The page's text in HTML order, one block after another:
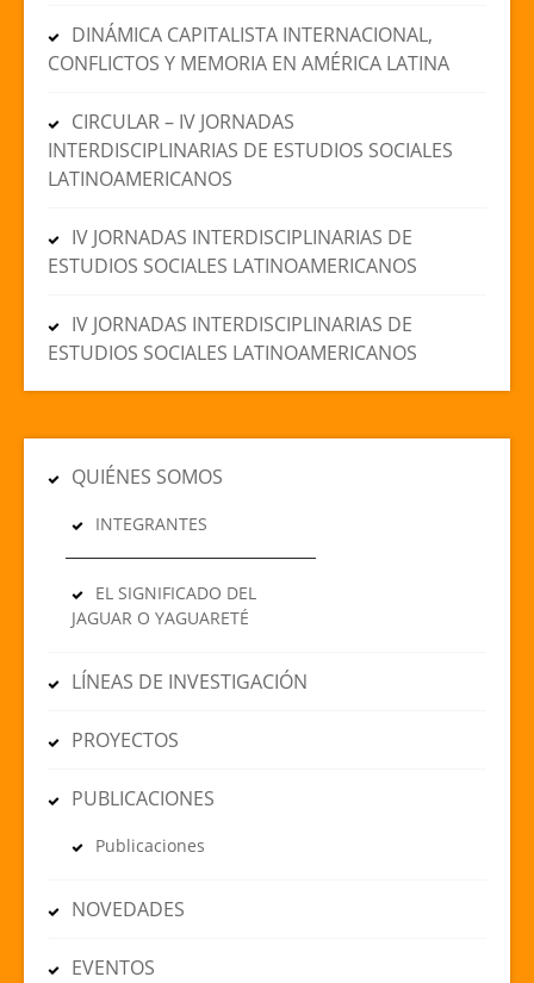
DINÁMICA CAPITALISTA INTERNACIONAL,
CONFLICTOS Y MEMORIA EN AMÉRICA LATINA
CIRCULAR – IV JORNADAS
INTERDISCIPLINARIAS DE ESTUDIOS SOCIALES
LATINOAMERICANOS
IV JORNADAS INTERDISCIPLINARIAS DE
ESTUDIOS SOCIALES LATINOAMERICANOS
IV JORNADAS INTERDISCIPLINARIAS DE
ESTUDIOS SOCIALES LATINOAMERICANOS
QUIÉNES SOMOS
INTEGRANTES
EL SIGNIFICADO DEL
JAGUAR O YAGUARETÉ
LÍNEAS DE INVESTIGACIÓN
PROYECTOS
PUBLICACIONES
Publicaciones
NOVEDADES
EVENTOS